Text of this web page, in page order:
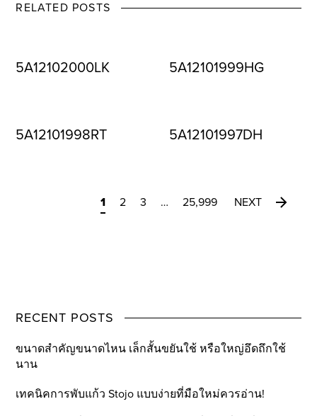
RELATED POSTS
5A12102000LK 5A12101999HG
5A12101998RT 5A12101997DH
1 2 3 … 25,999 NEXT
RECENT POSTS
ขนาดสำคัญขนาดไหน เล็กสั้นขยันใช้ หรือใหญ่อึดถึกใช้
นาน
เทคนิคการพับแก้ว Stojo แบบง่ายที่มือใหม่ควรอ่าน!